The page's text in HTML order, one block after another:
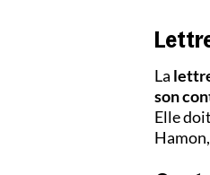
La
son
Elle